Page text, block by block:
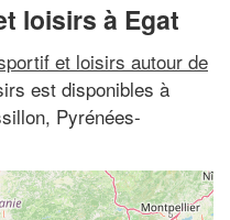
loisirs à Egat
et loisirs autour de
est disponibles à
Pyrénées-